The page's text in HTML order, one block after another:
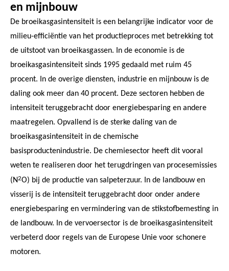
en mijnbouw
De broeikasgasintensiteit is een belangrijke indicator voor de
milieu-efficiëntie van het productieproces met betrekking tot
de uitstoot van broeikasgassen. In de economie is de
broeikasgasintensiteit sinds 1995 gedaald met ruim 45
procent. In de overige diensten, industrie en mijnbouw is de
daling ook meer dan 40 procent. Deze sectoren hebben de
intensiteit teruggebracht door energiebesparing en andere
maatregelen. Opvallend is de sterke daling van de
broeikasgasintensiteit in de chemische
basisproductenindustrie. De chemiesector heeft dit vooral
weten te realiseren door het terugdringen van procesemissies
(N2O) bij de productie van salpeterzuur. In de landbouw en
visserij is de intensiteit teruggebracht door onder andere
energiebesparing en vermindering van de stikstofbemesting in
de landbouw. In de vervoersector is de broeikasgasintensiteit
verbeterd door regels van de Europese Unie voor schonere
motoren.